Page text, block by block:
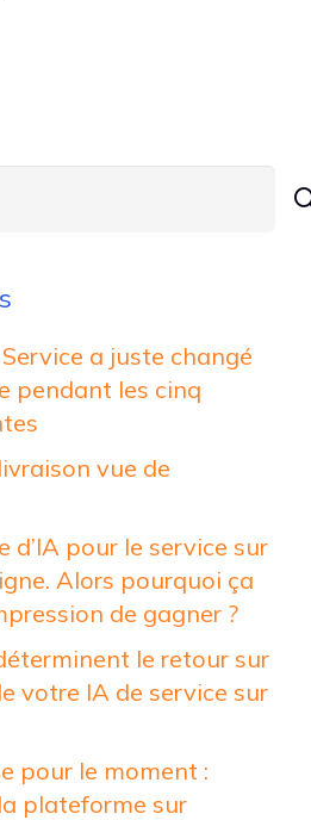
a juste changé
pendant les cinq
vue de
d’IA pour le service sur
Alors pourquoi ça
de gagner ?
le retour sur
votre IA de service sur
pour le moment :
plateforme sur